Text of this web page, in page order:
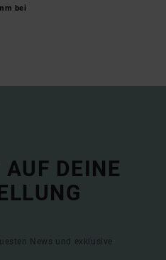
bei
DEINE
News und exklusive